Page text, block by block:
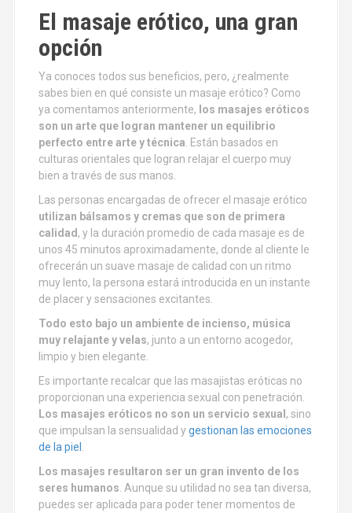
El masaje erótico, una gran
opción
Ya conoces todos sus beneficios, pero, ¿realmente
sabes bien en qué consiste un masaje erótico? Como
ya comentamos anteriormente, los masajes eróticos
son un arte que logran mantener un equilibrio
perfecto entre arte y técnica . Están basados en
culturas orientales que logran relajar el cuerpo muy
bien a través de sus manos.
Las personas encargadas de ofrecer el masaje erótico
utilizan bálsamos y cremas que son de primera
calidad , y la duración promedio de cada masaje es de
unos 45 minutos aproximadamente, donde al cliente le
ofrecerán un suave masaje de calidad con un ritmo
muy lento, la persona estará introducida en un instante
de placer y sensaciones excitantes.
Todo esto bajo un ambiente de incienso, música
muy relajante y velas, junto a un entorno acogedor,
limpio y bien elegante.
Es importante recalcar que las masajistas eróticas no
proporcionan una experiencia sexual con penetración.
Los masajes eróticos no son un servicio sexual , sino
que impulsan la sensualidad ygestionan las emociones
de la piel
Los masajes resultaron ser un gran invento de los
seres humanos . Aunque su utilidad no sea tan diversa,
puedes ser aplicada para poder tener momentos de